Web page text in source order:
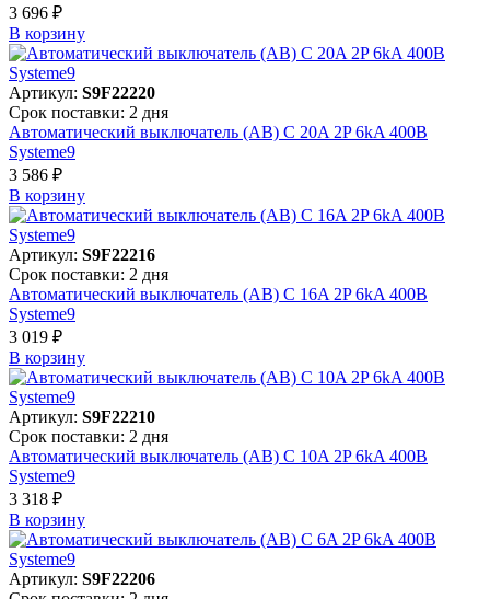
3 696 ₽
В корзинy
Артикул: S9F22220
Срок поставки: 2 дня
Автоматический выключатель (АВ) C 20A 2P 6kA 400В
Systeme9
3 586 ₽
В корзинy
Артикул: S9F22216
Срок поставки: 2 дня
Автоматический выключатель (АВ) C 16A 2P 6kA 400В
Systeme9
3 019 ₽
В корзинy
Артикул: S9F22210
Срок поставки: 2 дня
Автоматический выключатель (АВ) C 10A 2P 6kA 400В
Systeme9
3 318 ₽
В корзинy
Артикул: S9F22206